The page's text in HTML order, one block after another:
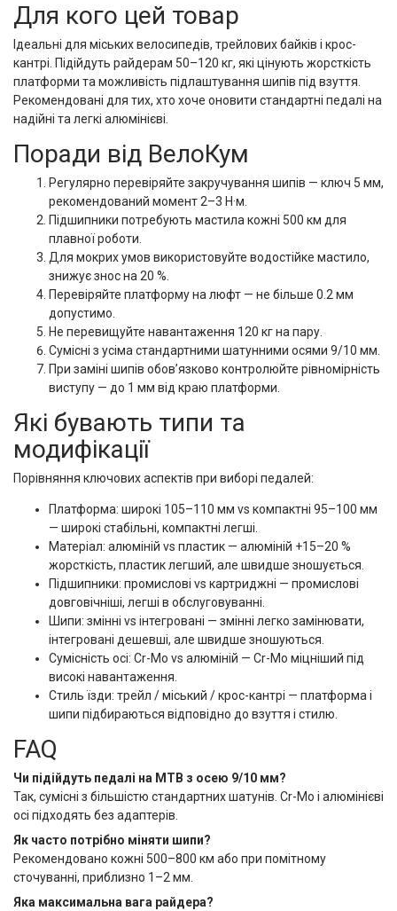
Для кого цей товар
Ідеальні для міських велосипедів, трейлових байків і крос-
кантрі. Підійдуть райдерам 50–120 кг, які цінують жорсткість
платформи та можливість підлаштування шипів під взуття.
Рекомендовані для тих, хто хоче оновити стандартні педалі на
надійні та легкі алюмінієві.
Поради від ВелоКум
Регулярно перевіряйте закручування шипів — ключ 5 мм,
рекомендований момент 2–3 Н·м.
Підшипники потребують мастила кожні 500 км для
плавної роботи.
Для мокрих умов використовуйте водостійке мастило,
знижує знос на 20 %.
Перевіряйте платформу на люфт — не більше 0.2 мм
допустимо.
Не перевищуйте навантаження 120 кг на пару.
Сумісні з усіма стандартними шатунними осями 9/10 мм.
При заміні шипів обов’язково контролюйте рівномірність
виступу — до 1 мм від краю платформи.
Які бувають типи та
модифікації
Порівняння ключових аспектів при виборі педалей:
Платформа: широкі 105–110 мм vs компактні 95–100 мм
— широкі стабільні, компактні легші.
Матеріал: алюміній vs пластик — алюміній +15–20 %
жорсткість, пластик легший, але швидше зношується.
Підшипники: промислові vs картриджні — промислові
довговічніші, легші в обслуговуванні.
Шипи: змінні vs інтегровані — змінні легко замінювати,
інтегровані дешевші, але швидше зношуються.
Сумісність осі: Cr-Mo vs алюміній — Cr-Mo міцніший під
високі навантаження.
Стиль їзди: трейл / міський / крос-кантрі — платформа і
шипи підбираються відповідно до взуття і стилю.
FAQ
Чи підійдуть педалі на MTB з осею 9/10 мм?
Так, сумісні з більшістю стандартних шатунів. Cr-Mo і алюмінієві
осі підходять без адаптерів.
Як часто потрібно міняти шипи?
Рекомендовано кожні 500–800 км або при помітному
сточуванні, приблизно 1–2 мм.
Яка максимальна вага райдера?